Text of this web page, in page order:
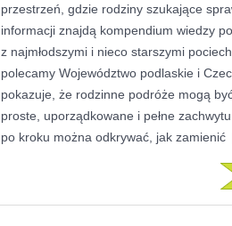
przestrzeń, gdzie rodziny szukające
informacji znajdą kompendium wiedzy
z najmłodszymi i nieco starszymi
polecamy Województwo podlaskie i
pokazuje, że rodzinne podróże mogą
proste, uporządkowane i pełne
po kroku można odkrywać, jak zamienić